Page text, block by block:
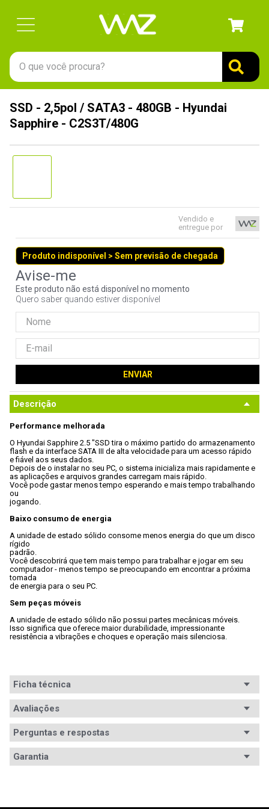
O que você procura?
SSD - 2,5pol / SATA3 - 480GB - Hyundai
Sapphire - C2S3T/480G
Vendido e
entregue por
Produto indisponível > Sem previsão de chegada
Este produto não está disponível no momento
Quero saber quando estiver disponível
ENVIAR
Descrição
Performance melhorada
O Hyundai Sapphire 2.5 "SSD tira o máximo partido do armazenamento
flash e da interface SATA III de alta velocidade para um acesso rápido
e fiável aos seus dados.
Depois de o instalar no seu PC, o sistema inicializa mais rapidamente e
as aplicações e arquivos grandes carregam mais rápido.
Você pode gastar menos tempo esperando e mais tempo trabalhando
ou
jogando.
Baixo consumo de energia
A unidade de estado sólido consome menos energia do que um disco
rígido
padrão.
Você descobrirá que tem mais tempo para trabalhar e jogar em seu
computador - menos tempo se preocupando em encontrar a próxima
tomada
de energia para o seu PC.
Sem peças móveis
A unidade de estado sólido não possui partes mecânicas móveis.
Isso significa que oferece maior durabilidade, impressionante
resistência a vibrações e choques e operação mais silenciosa.
Ficha técnica
Conteúdo da
embalagem
1x Documentação
Capacidade 480GB
Cache Não especificado
Avaliações
Avaliações
Perguntas e respostas
Garantia
1º
gabinete
7º
jonsbo
8º
fractal
controle
10º hd